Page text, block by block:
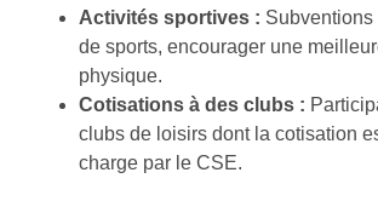
Activités sportives :
de sports, encourager une
physique.
Cotisations à des clubs :
clubs de loisirs dont la cotisation
charge par le CSE.